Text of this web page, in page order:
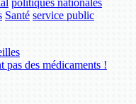
Santé service public
pas des médicaments !